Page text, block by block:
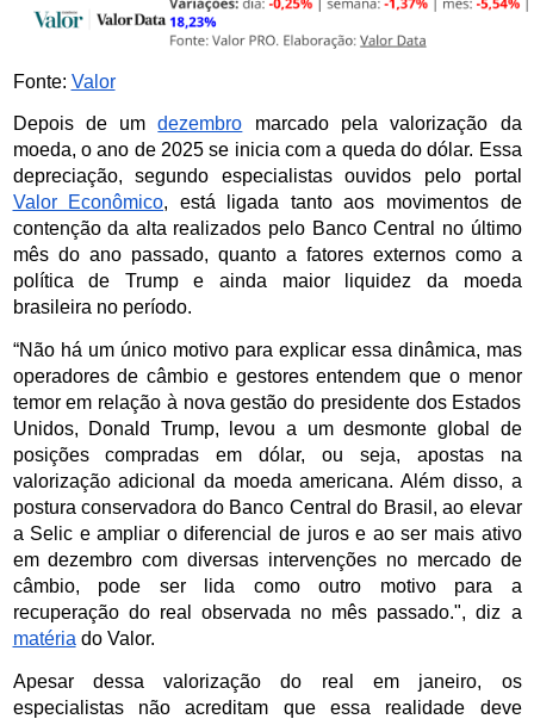
Fonte: Valor
Depois de um dezembro marcado pela valorização da
moeda, o ano de 2025 se inicia com a queda do dólar. Essa
Valor Econômico, está ligada tanto aos movimentos de
contenção da alta realizados pelo Banco Central no último
mês do ano passado, quanto a fatores externos como a
política de Trump e ainda maior liquidez da moeda
brasileira no período.
“Não há um único motivo para explicar essa dinâmica, mas
operadores de câmbio e gestores entendem que o menor
temor em relação à nova gestão do presidente dos Estados
Unidos, Donald Trump, levou a um desmonte global de
posições compradas em dólar, ou seja, apostas na
valorização adicional da moeda americana. Além disso, a
postura conservadora do Banco Central do Brasil, ao elevar
a Selic e ampliar o diferencial de juros e ao ser mais ativo
em dezembro com diversas intervenções no mercado de
câmbio, pode ser lida como outro motivo para a
matéria do Valor.
Apesar dessa valorização do real em janeiro, os
especialistas não acreditam que essa realidade deve